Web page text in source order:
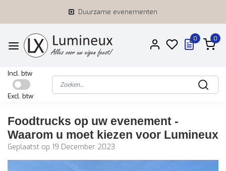
Duurzame evenementen
0 0
Incl. btw
Excl. btw
Foodtrucks op uw evenement -
Waarom u moet kiezen voor Lumineux
Geplaatst op 19 December 2023